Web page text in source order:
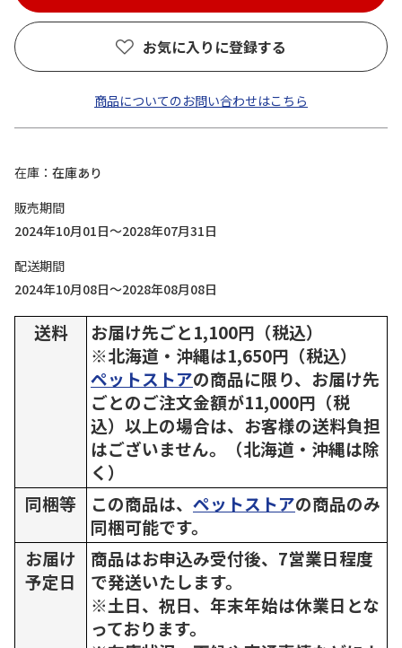
お気に入りに登録する
商品についてのお問い合わせはこちら
在庫
在庫あり
販売期間
2024年10月01日～2028年07月31日
配送期間
2024年10月08日～2028年08月08日
送料
お届け先ごと1,100円（税込）
※北海道・沖縄は1,650円（税込）
ペットストアの商品に限り、お届け先
ごとのご注文金額が11,000円（税
込）以上の場合は、お客様の送料負担
はございません。（北海道・沖縄は除
く）
同梱等
この商品は、 ペットストアの商品のみ
同梱可能です。
お届け
予定日
商品はお申込み受付後、7営業日程度
で発送いたします。
※土日、祝日、年末年始は休業日とな
っております。